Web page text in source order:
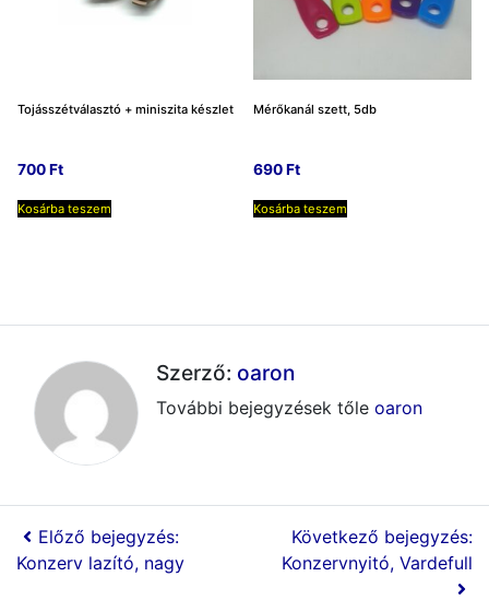
Tojásszétválasztó + miniszita készlet
700Ft
Kosárba teszem
Mérőkanál szett, 5db
690Ft
Kosárba teszem
Szerző: oaron
További bejegyzések tőle oaron
Előző bejegyzés:
Konzerv lazító, nagy
Következő bejegyzés:
Konzervnyitó, Vardefull